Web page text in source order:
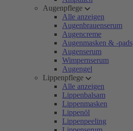
Augenpflege
Alle anzeigen
Augenbrauenserum
Augencreme
Augenmasken & -pads
Augenserum
Wimpernserum
Augengel
Lippenpflege
Alle anzeigen
Lippenbalsam
Lippenmasken
Lippenöl
Lippenpeeling